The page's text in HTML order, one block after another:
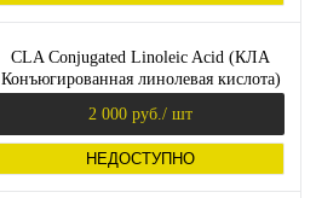
CLA Conjugated Linoleic Acid (КЛА
Конъюгированная линолевая кислота)
2 000 руб. / шт
НЕДОСТУПНО